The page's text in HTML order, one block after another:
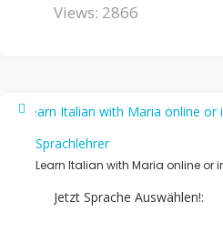
Views: 2866
Sprachlehrer
Learn Italian with Maria online or
Jetzt Sprache Auswählen!: